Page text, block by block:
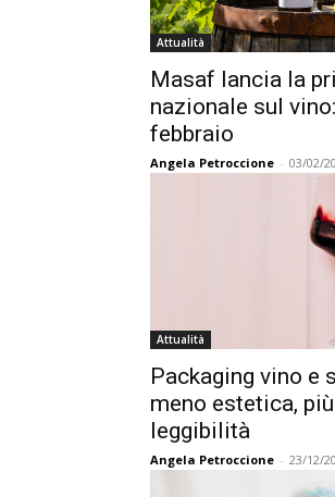
Attualità
Masaf lancia la
nazionale sul
febbraio
Angela Petroccione - 03/02/
Attualità
Packaging vino e
meno estetica,
leggibilità
Angela Petroccione - 23/12/